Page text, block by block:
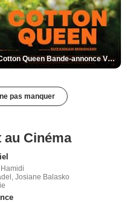
Cotton Queen Bande-annonce VO STFR
pas manquer
Cinéma
Josiane Balasko